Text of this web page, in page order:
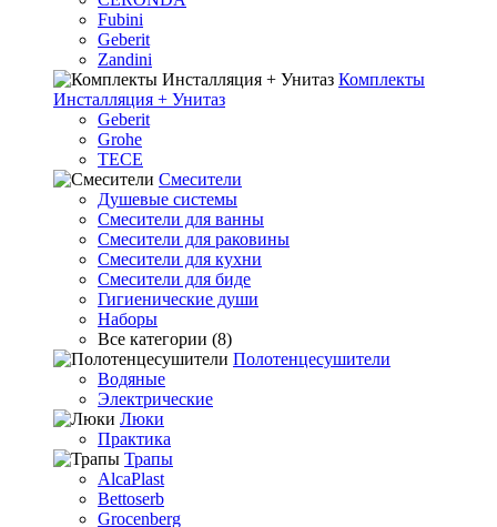
Fubini
Geberit
Zandini
Комплекты
Инсталляция + Унитаз
Geberit
Grohe
TECE
Смесители
Душевые системы
Смесители для ванны
Смесители для раковины
Смесители для кухни
Смесители для биде
Гигиенические души
Наборы
Все категории (8)
Полотенцесушители
Водяные
Электрические
Люки
Практика
Трапы
AlcaPlast
Bettoserb
Grocenberg